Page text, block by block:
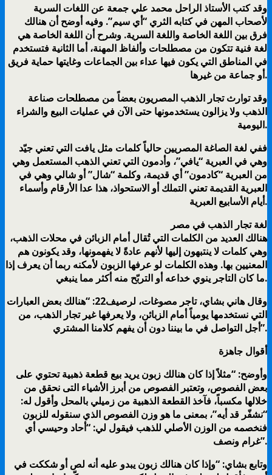
وقد كتب الأستاذ الراحل محمد علي جمعة عن اللغات السرية
لأصحاب المهن في كتابه الثري “أي سيم”. وفيه أوضح أن هنالك
فرق بين اللغة الخاصة واللغة السرية. وشرح أن اللغة الخاصة هي
لغة فنية تتكون من مصطلحات وألفاظ المهنة، أما الثانية فتستخدم
في المناطق التي يكون فيها عداء بين الجماعات وغايتها حماية فريق
أو جماعة من غيرها.
وقد توارث تجار الذهب المصريون بعضاً من مصطلحات صناعة
الذهب ولا يزالون يستخدمونها حتى الآن في عمليات البيع والشراء
اليومية.
ففي لغة الصاغة المصريين حالياً كلمات مثل يافت التي تعني جيّد
وهي في العبرية “يافي”، وأدمون التي تعني الذهب المستعمل وهي
من العبرية “كادمون” أي قديمة، وكلمة “شال” أو شالي وهي في
العبرية القديمة تعني التملك أو الاستحواذ، هذا عدا الأرقام وأسماء
أيام الأسابيع العبرية.
لغة تجار الذهب في مصر
هنالك العديد من الكلمات التي تُقال أمام الزبائن في محلات الذهب،
وهي كلمات لا ينتبهون إليها لأنهم عادةً لا يفهمونها، وقد يكونون هم
المعنيين بها. وهذه الكلمات لو عرفها الزبون لأمكنه ربما أن يعرف إذا
ما كان التاجر ينوي خداعه أو التربّح منه أكثر مما ينبغي.
وقال هاني بشاي، تاجر مصوغات، لرصيف22: “هنالك بعض العبارات
التي نستخدمها يومياً أمام الزبائن، ولا يعرفها غير تجار الذهب، من
أجل التواصل في ما بيننا دون أن يفهم كلامنا المشتري”.
أقوال جاهزة
وأوضح: “مثلاً إذا كان هنالك زبون يريد بيع قطعة ذهبية تحتوي على
بعض الفصوص، وتعتبر الفصوص من أبرز الأشياء التى نحقق من
خلالها مكسباً، فآخذ القطعة الذهبية من زميلي بالمحل وأقول له:
“نشفّر قد أيه”، بمعنى ما هو وزن الفصوص الذي سنقوله للزبون
فنخصمه من الوزن الأصلي للذهب فيقول لي: “أحاد وحيسي أي
غرام ونصف”.
وتابع بشاي: “وإذا كان هنالك زبون يبدو عليه أنه لص أو شككت في